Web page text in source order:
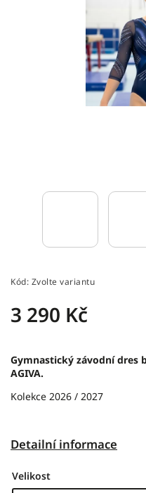
Kód: Zvolte variantu
3 290 Kč
Gymnastický závodní dres
AGIVA.
Kolekce 2026 / 2027
Detailní informace
Velikost